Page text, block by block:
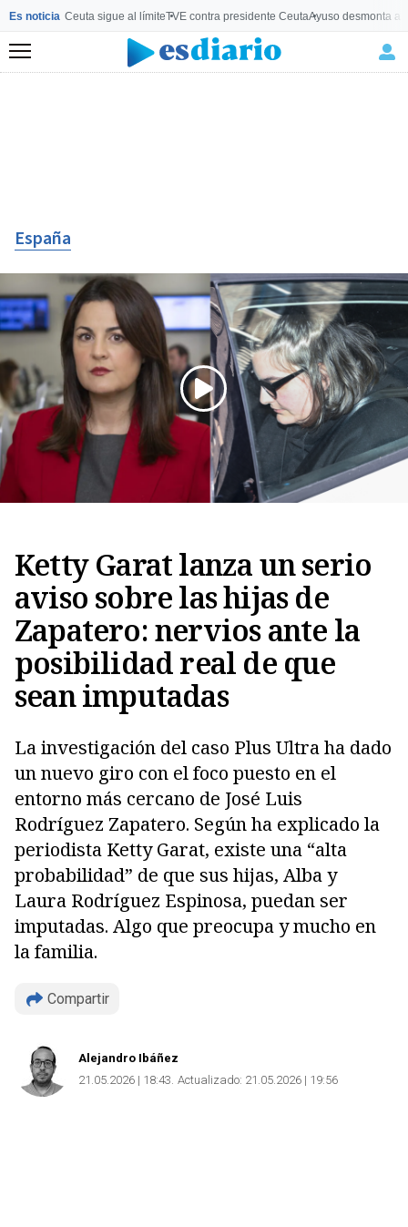
Es noticia Ceuta sigue al límiteTVE contra presidente CeutaAyuso desmonta a
Menú
España
Ketty Garat lanza un serio
aviso sobre las hijas de
Zapatero: nervios ante la
posibilidad real de que
sean imputadas
La investigación del caso Plus Ultra ha dado
un nuevo giro con el foco puesto en el
entorno más cercano de José Luis
Rodríguez Zapatero. Según ha explicado la
periodista Ketty Garat, existe una “alta
probabilidad” de que sus hijas, Alba y
Laura Rodríguez Espinosa, puedan ser
imputadas. Algo que preocupa y mucho en
la familia.
Compartir
Copiar
Alejandro Ibáñez
21.05.2026 | 18:43 Actualizado: 21.05.2026 | 19:56